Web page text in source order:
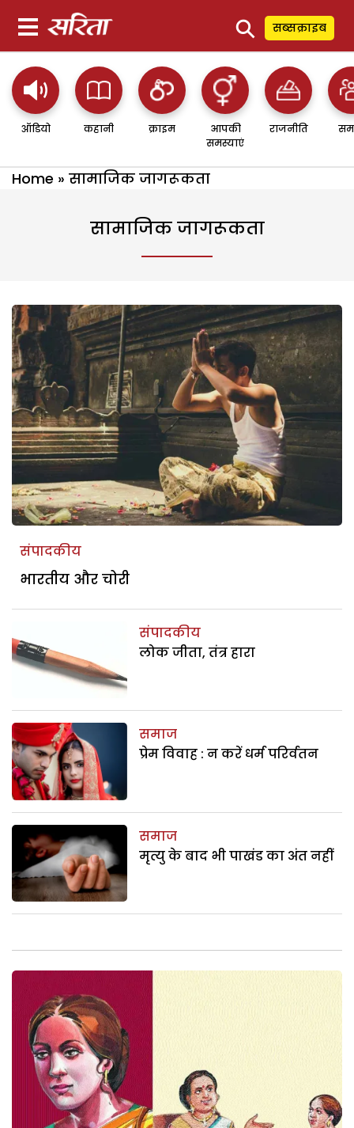
⚲ सब्सक्राइब
ऑडियो कहानी क्राइम
आपकी
समस्याएं
राजनीति
Home » सामाजिक जागरूकता
सामाजिक जागरूकता
संपादकीय
भारतीय और चोरी
संपादकीय
लोक जीता, तंत्र हारा
समाज
प्रेम विवाह : न करें धर्म परिर्वतन
समाज
मृत्यु के बाद भी पाखंड का अंत नहीं